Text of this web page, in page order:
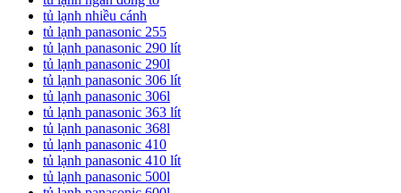
tủ lạnh nhiều cánh
tủ lạnh panasonic 255
tủ lạnh panasonic 290 lít
tủ lạnh panasonic 290l
tủ lạnh panasonic 306 lít
tủ lạnh panasonic 306l
tủ lạnh panasonic 363 lít
tủ lạnh panasonic 368l
tủ lạnh panasonic 410
tủ lạnh panasonic 410 lít
tủ lạnh panasonic 500l